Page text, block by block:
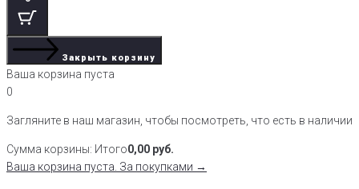
Закрыть корзину
Ваша корзина пуста
0
Загляните в наш магазин, чтобы посмотреть, что есть в наличии
Сумма корзины: Итого0,00 руб.
Ваша корзина пуста. За покупками →